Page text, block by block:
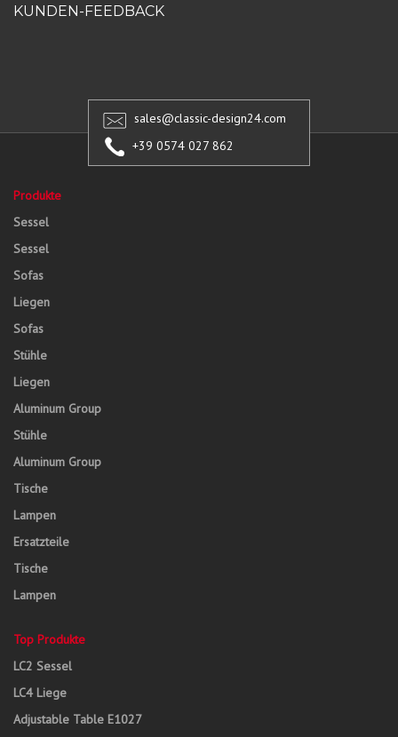
KUNDEN-FEEDBACK
sales@classic-design24.com
+39 0574 027 862
Produkte
Sessel
Sessel
Sofas
Liegen
Sofas
Stühle
Liegen
Aluminum Group
Stühle
Aluminum Group
Tische
Lampen
Ersatzteile
Tische
Lampen
Top Produkte
LC2 Sessel
LC4 Liege
Adjustable Table E1027